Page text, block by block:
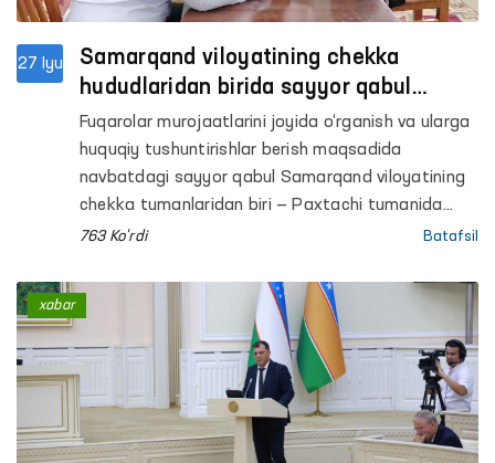
27 Iyu
Samarqand viloyatining chekka
hududlaridan birida sayyor qabul
o‘tkazildi
Fuqarolar murojaatlarini joyida o‘rganish va ularga
huquqiy tushuntirishlar berish maqsadida
navbatdagi sayyor qabul Samarqand viloyatining
chekka tumanlaridan biri — Paxtachi tumanida
o‘tkazildi.
763 Ko'rdi Batafsil
xabar